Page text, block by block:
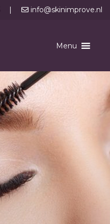
| info@skinimprove.nl
Menu